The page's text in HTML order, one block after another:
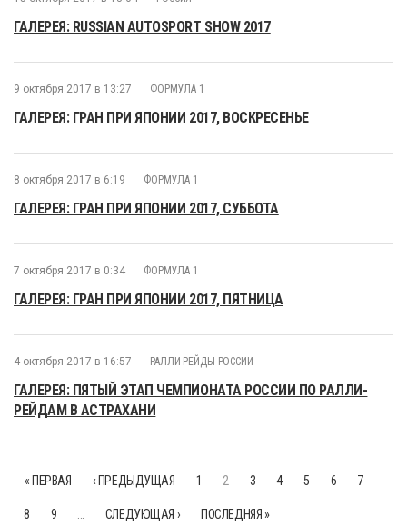
ГАЛЕРЕЯ: RUSSIAN AUTOSPORT SHOW 2017
9 октября 2017 в 13:27 ФОРМУЛА 1
ГАЛЕРЕЯ: ГРАН ПРИ ЯПОНИИ 2017, ВОСКРЕСЕНЬЕ
8 октября 2017 в 6:19 ФОРМУЛА 1
ГАЛЕРЕЯ: ГРАН ПРИ ЯПОНИИ 2017, СУББОТА
7 октября 2017 в 0:34 ФОРМУЛА 1
ГАЛЕРЕЯ: ГРАН ПРИ ЯПОНИИ 2017, ПЯТНИЦА
4 октября 2017 в 16:57 РАЛЛИ-РЕЙДЫ РОССИИ
ГАЛЕРЕЯ: ПЯТЫЙ ЭТАП ЧЕМПИОНАТА РОССИИ ПО РАЛЛИ-
РЕЙДАМ В АСТРАХАНИ
« ПЕРВАЯ ‹ ПРЕДЫДУЩАЯ 1 2 3 4 5 6 7
8 9 СЛЕДУЮЩАЯ › ПОСЛЕДНЯЯ »